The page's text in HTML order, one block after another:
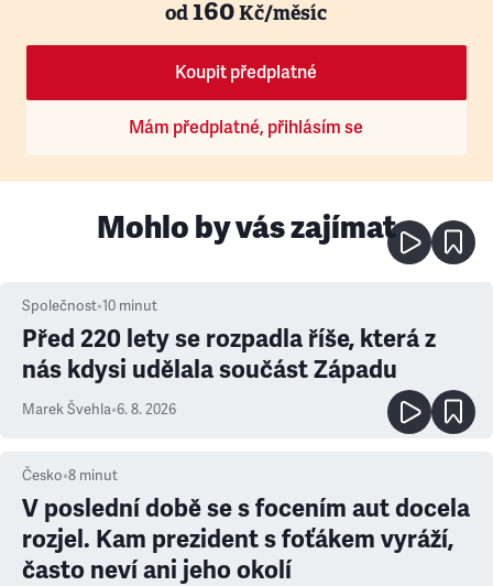
od160Kč/měsíc
Koupit předplatné
Mám předplatné, přihlásím se
Mohlo by vás zajímat
Společnost•10 minut
Před 220 lety se rozpadla říše, která z
nás kdysi udělala součást Západu
Marek Švehla•6. 8. 2026
Česko•8 minut
V poslední době se s focením aut docela
rozjel. Kam prezident s foťákem vyráží,
často neví ani jeho okolí